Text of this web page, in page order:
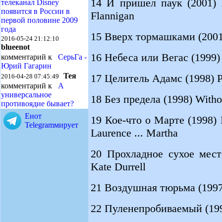
телеканал Disney
появится в России в
первой половине 2009
года
2016-05-24 21:12:10
blueenot
комментарий к СерьГа -
Юрий Гагарин
2016-04-28 07:45:49 Тея
комментарий к А
универсальное
противоядие бывает?
Енот
Telegramмирует
14 И пришел паук (2001)
Flannigan
15 Вверх тормашками
16 Небеса или Вегас
17 Целитель Адамс (1998)
18 Без предела (1998)
19 Кое-что о Марте
Laurence ... Martha
20 Прохладное сухое
Kate Durrell
21 Воздушная тюрьма
22 Пуленепробиваемый